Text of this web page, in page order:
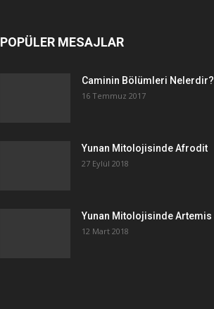
POPÜLER MESAJLAR
Caminin Bölümleri Nelerdir?
16 Temmuz 2017
Yunan Mitolojisinde Afrodit
27 Eylül 2018
Yunan Mitolojisinde Artemis
12 Mart 2018